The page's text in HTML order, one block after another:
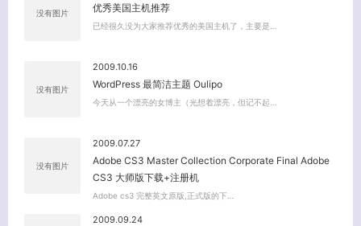
没有图片 优秀美国主机推荐
已经很久没为大家推荐优秀的美国主机了，主要是…
没有图片
2009.10.16
WordPress 最简洁主题 Oulipo
今天从一个漂亮的女博主（光想着漂亮，但记不起…
没有图片
2009.07.27
Adobe CS3 Master Collection Corporate Final Adobe
CS3 大师版下载+注册机
Adobe cs3 完整英文原版,正式版的下…
2009.09.24
客服小美